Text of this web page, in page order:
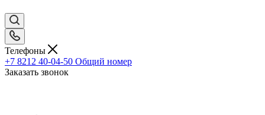
Телефоны
+7 8212 40-04-50 Общий номер
Заказать звонок